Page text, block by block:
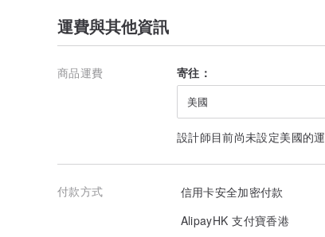
運費與其他資訊
商品運費 寄往：
美國
設計師目前尚未設定美國的
付款方式
信用卡安全加密付款
AlipayHK 支付寶香港